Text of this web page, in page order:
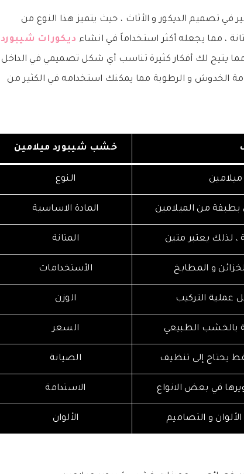
في تصميم الديكور و الأثاث ، حيث يتميز هذا النوع من
، مما يجعله أكثر استخداماً في انشاء ديكورات شيبورد
يتيح لك أفكار كثيرة تناسب أي شكل تصميمي في الداخل
الخدوش و الرطوبة مما يمكنك استخدامه في الكثير من
خشب شيبورد ميلامين
النوع
من الميلامين المادة الاساسية
لذلك يعتبر متين المتانة
و المطابخ الأستخدامات
التركيب الوزن
بالخشب الطبيعي السعر
يحتاج إلى تنظيف الصيانة
في بعض الانواع الاستدامة
و التصاميم الألوان